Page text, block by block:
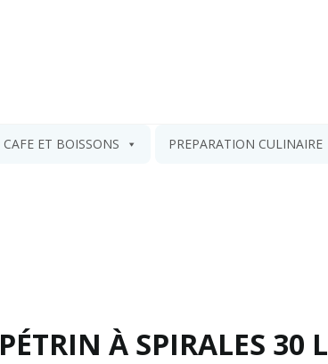
CAFE ET BOISSONS PREPARATION CULINAIRE
PÉTRIN À SPIRALES 30 L